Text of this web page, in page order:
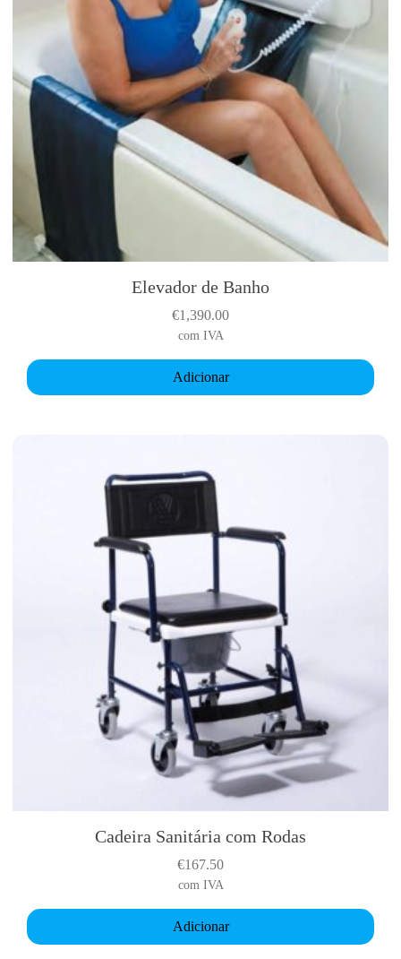
Elevador de Banho
€1,390.00
com IVA
Adicionar
Cadeira Sanitária com Rodas
€167.50
com IVA
Adicionar